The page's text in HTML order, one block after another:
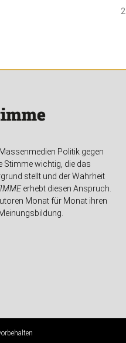
Politik gegen
Stimme wichtig, die das
stellt und der Wahrheit
erhebt diesen Anspruch.
Monat für Monat ihren